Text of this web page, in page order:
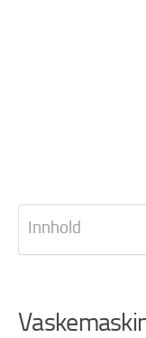
Innhold